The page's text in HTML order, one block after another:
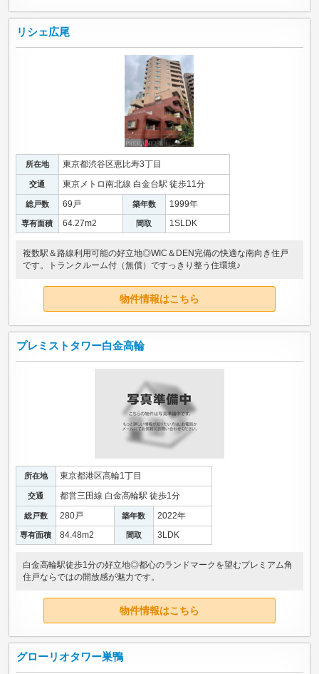
リシェ広尾
所在地 東京都渋谷区恵比寿3丁目
交通 東京メトロ南北線 白金台駅 徒歩11分
総戸数 69戸 築年数 1999年
専有面積 64.27m2 間取 1SLDK
複数駅＆路線利用可能の好立地◎WIC＆DEN完備の快適な南向き住戸
です。トランクルーム付（無償）ですっきり整う住環境♪
物件情報はこちら
プレミストタワー白金高輪
所在地 東京都港区高輪1丁目
交通 都営三田線 白金高輪駅 徒歩1分
総戸数 280戸 築年数 2022年
専有面積 84.48m2 間取 3LDK
白金高輪駅徒歩1分の好立地◎都心のランドマークを望むプレミアム角
住戸ならではの開放感が魅力です。
物件情報はこちら
グローリオタワー巣鴨